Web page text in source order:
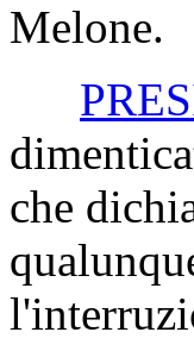
Melone.
che